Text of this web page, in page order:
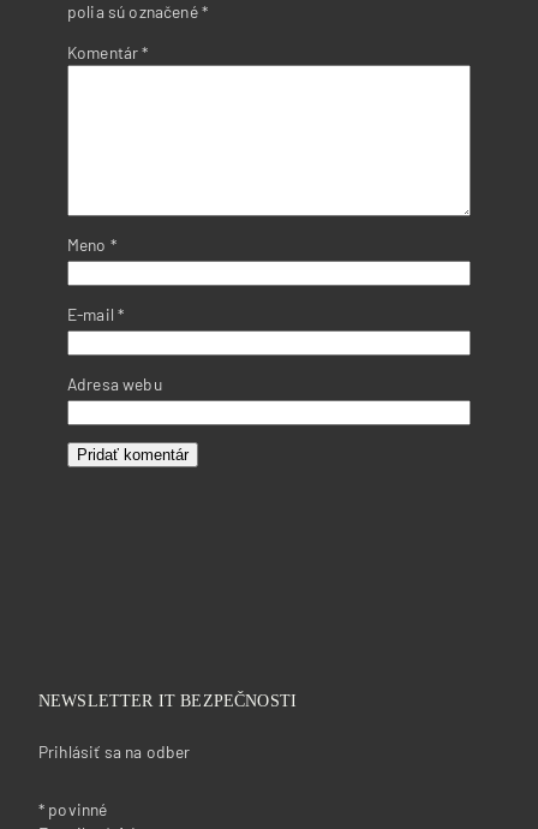
polia sú označené*
Komentár*
Meno *
E-mail*
Adresa webu
NEWSLETTER IT BEZPEČNOSTI
Prihlásiť sa na odber
* povinné